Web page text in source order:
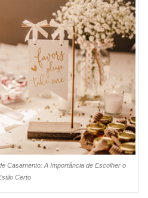
Casamento: A Importância de Escolher o
Certo